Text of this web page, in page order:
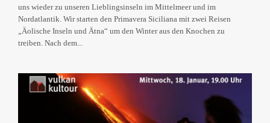
uns wieder zu unseren Lieblingsinseln im Mittelmeer und im
Nordatlantik. Wir starten den Primavera Siciliana mit zwei Reisen
„Äolische Inseln und Ätna“ um den Winter aus den Knochen zu
treiben. Nach dem...